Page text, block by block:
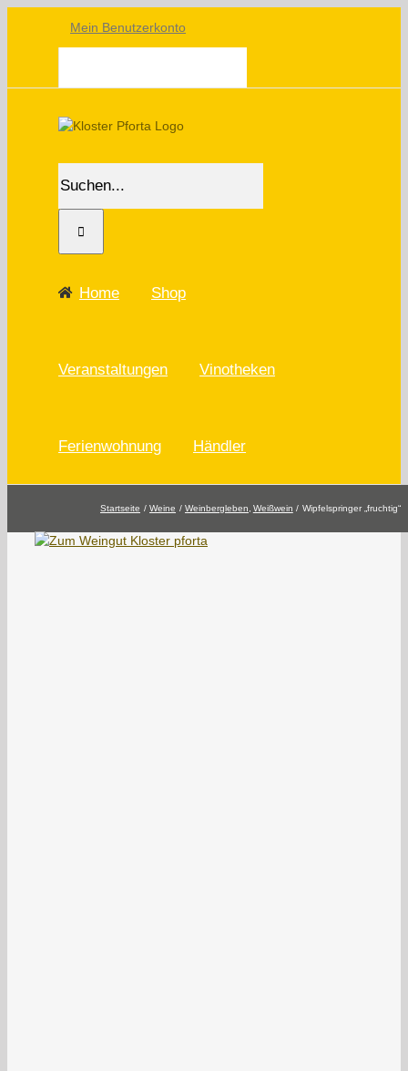
Mein Benutzerkonto
nach:
Home Shop
Veranstaltungen Vinotheken
Ferienwohnung Händler
Startseite Weine Weinbergleben Weißwein Wipfelspringer „fruchtig“